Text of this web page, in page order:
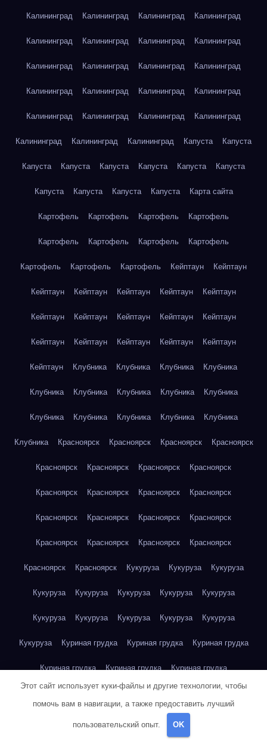
Калининград Калининград Калининград Калининград
Калининград Калининград Калининград Калининград
Калининград Калининград Калининград Калининград
Калининград Калининград Калининград Калининград
Калининград Калининград Калининград Калининград
Калининград Калининград Калининград Капуста Капуста
Капуста Капуста Капуста Капуста Капуста Капуста
Капуста Капуста Капуста Капуста Карта сайта
Картофель Картофель Картофель Картофель
Картофель Картофель Картофель Картофель
Картофель Картофель Картофель Кейптаун Кейптаун
Кейптаун Кейптаун Кейптаун Кейптаун Кейптаун
Кейптаун Кейптаун Кейптаун Кейптаун Кейптаун
Кейптаун Кейптаун Кейптаун Кейптаун Кейптаун
Кейптаун Клубника Клубника Клубника Клубника
Клубника Клубника Клубника Клубника Клубника
Клубника Клубника Клубника Клубника Клубника
Клубника Красноярск Красноярск Красноярск Красноярск
Красноярск Красноярск Красноярск Красноярск
Красноярск Красноярск Красноярск Красноярск
Красноярск Красноярск Красноярск Красноярск
Красноярск Красноярск Красноярск Красноярск
Красноярск Красноярск Кукуруза Кукуруза Кукуруза
Кукуруза Кукуруза Кукуруза Кукуруза Кукуруза
Кукуруза Кукуруза Кукуруза Кукуруза Кукуруза
Кукуруза Куриная грудка Куриная грудка Куриная грудка
Куриная грудка Куриная грудка Куриная грудка
Куриная грудка Куриная грудка
Этот сайт использует куки-файлы и другие технологии, чтобы
помочь вам в навигации, а также предоставить лучший
пользовательский опыт. OK